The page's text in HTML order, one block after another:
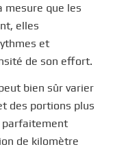
mesure que les
elles
et
de son effort.
bien sûr varier
des portions plus
parfaitement
de kilomètre